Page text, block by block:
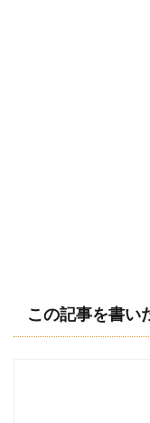
この記事を書い